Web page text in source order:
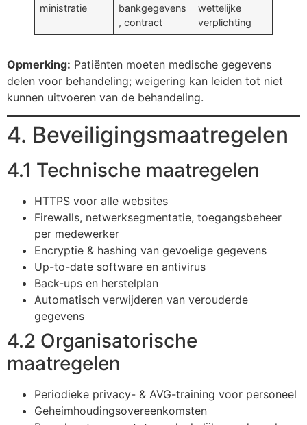
ministratie
bankgegevens
, contract
wettelijke
verplichting
Opmerking: Patiënten moeten medische gegevens
delen voor behandeling; weigering kan leiden tot niet
kunnen uitvoeren van de behandeling.
4. Beveiligingsmaatregelen
4.1 Technische maatregelen
HTTPS voor alle websites
Firewalls, netwerksegmentatie, toegangsbeheer
per medewerker
Encryptie & hashing van gevoelige gegevens
Up-to-date software en antivirus
Back-ups en herstelplan
Automatisch verwijderen van verouderde
gegevens
4.2 Organisatorische
maatregelen
Periodieke privacy- & AVG-training voor personeel
Geheimhoudingsovereenkomsten